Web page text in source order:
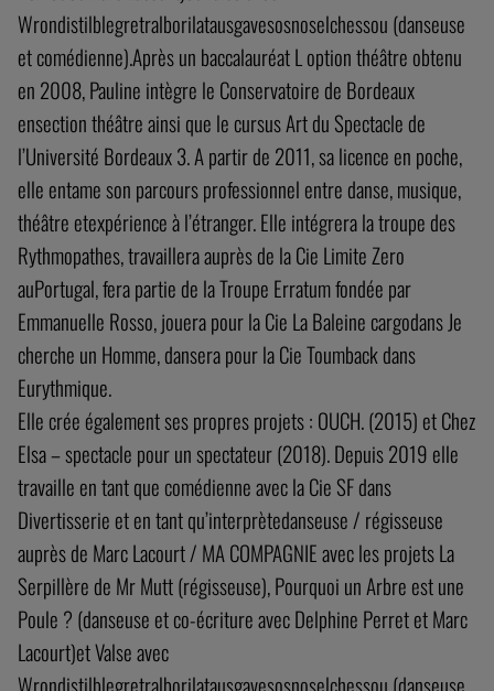
Wrondistilblegretralborilatausgavesosnoselchessou (danseuse
et comédienne).Après un baccalauréat L option théâtre obtenu
en 2008, Pauline intègre le Conservatoire de Bordeaux
ensection théâtre ainsi que le cursus Art du Spectacle de
l’Université Bordeaux 3. A partir de 2011, sa licence en poche,
elle entame son parcours professionnel entre danse, musique,
théâtre etexpérience à l’étranger. Elle intégrera la troupe des
Rythmopathes, travaillera auprès de la Cie Limite Zero
auPortugal, fera partie de la Troupe Erratum fondée par
Emmanuelle Rosso, jouera pour la Cie La Baleine cargodans Je
cherche un Homme, dansera pour la Cie Toumback dans
Eurythmique.
Elle crée également ses propres projets : OUCH. (2015) et Chez
Elsa – spectacle pour un spectateur (2018). Depuis 2019 elle
travaille en tant que comédienne avec la Cie SF dans
Divertisserie et en tant qu’interprètedanseuse / régisseuse
auprès de Marc Lacourt / MA COMPAGNIE avec les projets La
Serpillère de Mr Mutt (régisseuse), Pourquoi un Arbre est une
Poule ? (danseuse et co-écriture avec Delphine Perret et Marc
Lacourt)et Valse avec